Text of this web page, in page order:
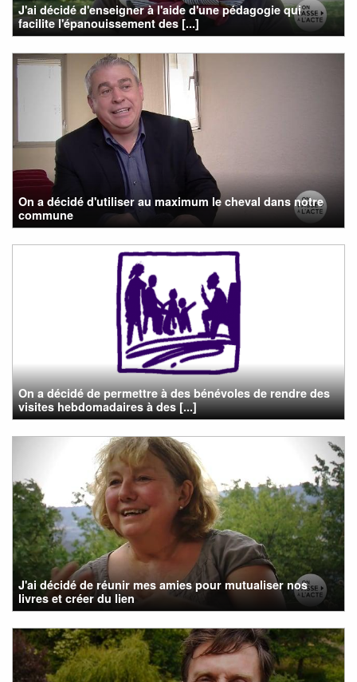
J'ai décidé d'enseigner à l'aide d'une pédagogie qui
facilite l'épanouissement des [...]
On a décidé d'utiliser au maximum le cheval dans notre
commune
On a décidé de permettre à des bénévoles de rendre des
visites hebdomadaires à des [...]
J'ai décidé de réunir mes amies pour mutualiser nos
livres et créer du lien